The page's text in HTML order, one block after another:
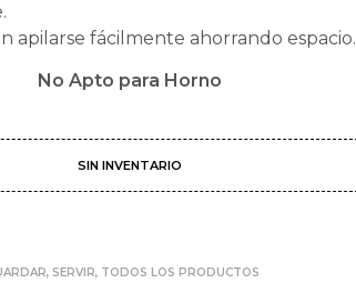
apilarse fácilmente ahorrando espacio.
No Apto para Horno
SIN INVENTARIO
, SERVIR, TODOS LOS PRODUCTOS